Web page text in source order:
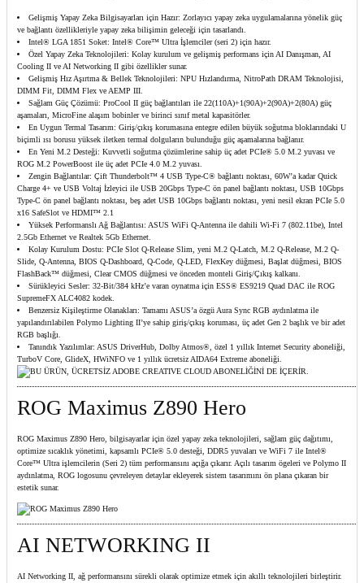
Gelişmiş Yapay Zeka Bilgisayarları için Hazır: Zorlayıcı yapay zeka uygulamalarına yönelik güç
ve bağlantı özellikleriyle yapay zeka bilişimin geleceği için tasarlandı.
Intel® LGA 1851 Soket: Intel® Core™ Ultra İşlemciler (seri 2) için hazır.
Özel Yapay Zeka Teknolojileri: Kolay kurulum ve gelişmiş performans için AI Danışman, AI
Cooling II ve AI Networking II gibi özellikler sunar.
Gelişmiş Hız Aşırtma & Bellek Teknolojileri: NPU Hızlandırma, NitroPath DRAM Teknolojisi,
DIMM Fit, DIMM Flex ve AEMP III.
Sağlam Güç Çözümü: ProCool II güç bağlantıları ile 22(110A)+1(90A)+2(90A)+2(80A) güç
aşamaları, MicroFine alaşım bobinler ve birinci sınıf metal kapasitörler.
En Uygun Termal Tasarım: Giriş/çıkış korumasına entegre edilen büyük soğutma bloklarındaki U
biçimli ısı borusu yüksek iletken termal dolguların bulunduğu güç aşamalarına bağlanır.
En Yeni M.2 Desteği: Kuvvetli soğutma çözümlerine sahip üç adet PCIe® 5.0 M.2 yuvası ve
ROG M.2 PowerBoost ile üç adet PCIe 4.0 M.2 yuvası.
Zengin Bağlantılar: Çift Thunderbolt™ 4 USB Type-C® bağlantı noktası, 60W’a kadar Quick
Charge 4+ ve USB Voltaj İzleyici ile USB 20Gbps Type-C ön panel bağlantı noktası, USB 10Gbps
Type-C ön panel bağlantı noktası, beş adet USB 10Gbps bağlantı noktası, yeni nesil ekran PCIe 5.0
x16 SafeSlot ve HDMI™ 2.1
Yüksek Performanslı Ağ Bağlantısı: ASUS WiFi Q-Antenna ile dahili Wi-Fi 7 (802.11be), Intel
2.5Gb Ethernet ve Realtek 5Gb Ethernet.
Kolay Kurulum Dostu: PCIe Slot Q-Release Slim, yeni M.2 Q-Latch, M.2 Q-Release, M.2 Q-
Slide, Q-Antenna, BIOS Q-Dashboard, Q-Code, Q-LED, FlexKey düğmesi, Başlat düğmesi, BIOS
FlashBack™ düğmesi, Clear CMOS düğmesi ve önceden monteli Giriş/Çıkış kalkanı.
Sürükleyici Sesler: 32-Bit/384 kHz’e varan oynatma için ESS® ES9219 Quad DAC ile ROG
SupremeFX ALC4082 kodek.
Benzersiz Kişileştirme Olanakları: Tamamı ASUS’a özgü Aura Sync RGB aydınlatma ile
yapılandırılabilen Polymo Lighting II’ye sahip giriş/çıkış koruması, üç adet Gen 2 başlık ve bir adet
RGB başlığı.
Tanındık Yazılımlar: ASUS DriverHub, Dolby Atmos®, özel 1 yıllık Internet Security aboneliği,
TurboV Core, GlideX, HWiNFO ve 1 yıllık ücretsiz AIDA64 Extreme aboneliği.
ROG Maximus Z890 Hero
ROG Maximus Z890 Hero, bilgisayarlar için özel yapay zeka teknolojileri, sağlam güç dağıtımı,
optimize sıcaklık yönetimi, kapsamlı PCIe® 5.0 desteği, DDR5 yuvaları ve WiFi 7 ile Intel®
Core™ Ultra işlemcilerin (Seri 2) tüm performansını açığa çıkarır. Açılı tasarım ögeleri ve Polymo II
aydınlatma, ROG logosunu çevreleyen detaylar ekleyerek sistem tasarımını ön plana çıkaran bir
estetik sunar.
AI NETWORKING II
AI Networking II, ağ performansını sürekli olarak optimize etmek için akıllı teknolojileri birleştirir.